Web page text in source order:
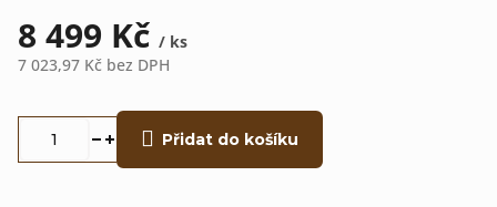
8 499 Kč / ks
7 023,97 Kč bez DPH
Přidat do košíku